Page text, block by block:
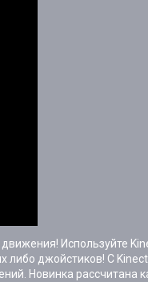
Используйте
джойстиков! С
Новинка рассчитана